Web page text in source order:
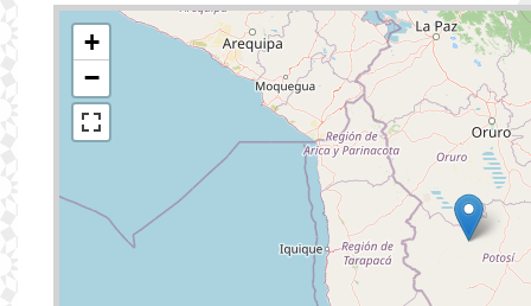
+
−